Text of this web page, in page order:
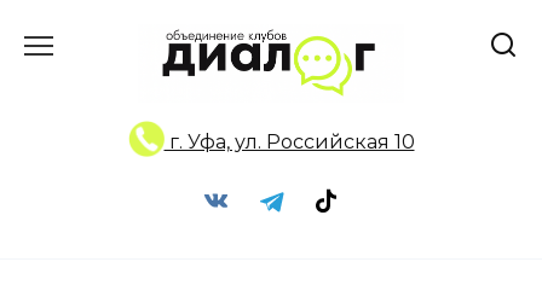
г. Уфа, ул. Российская 10